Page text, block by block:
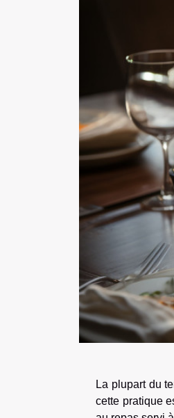
La plupart du
cette pratique